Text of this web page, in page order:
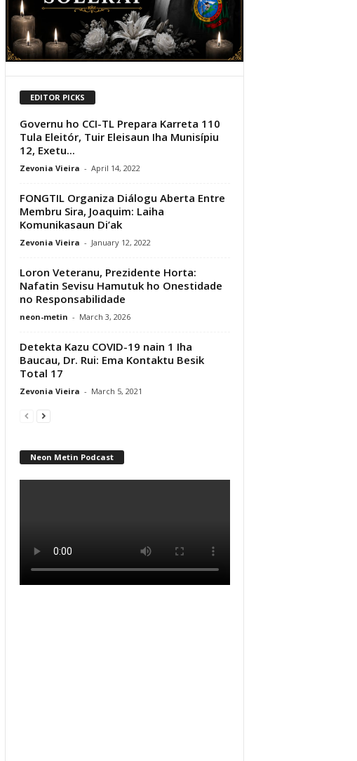
EDITOR PICKS
Governu ho CCI-TL Prepara Karreta 110
Tula Eleitór, Tuir Eleisaun Iha Munisípiu
12, Exetu...
Zevonia Vieira - April 14, 2022
FONGTIL Organiza Diálogu Aberta Entre
Membru Sira, Joaquim: Laiha
Komunikasaun Di’ak
Zevonia Vieira - January 12, 2022
Loron Veteranu, Prezidente Horta:
Nafatin Sevisu Hamutuk ho Onestidade
no Responsabilidade
neon-metin - March 3, 2026
Detekta Kazu COVID-19 nain 1 Iha
Baucau, Dr. Rui: Ema Kontaktu Besik
Total 17
Zevonia Vieira - March 5, 2021
Neon Metin Podcast